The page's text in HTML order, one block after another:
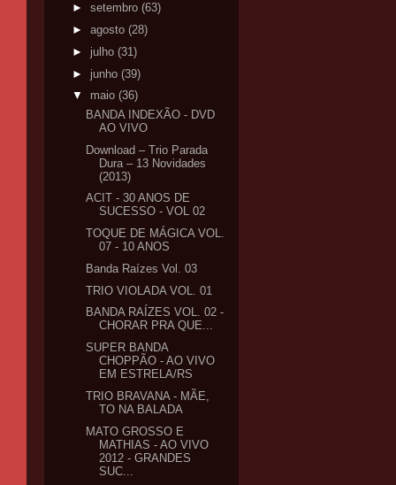
► setembro (63)
► agosto (28)
► julho (31)
► junho (39)
▼ maio (36)
BANDA INDEXÃO - DVD
AO VIVO
Download – Trio Parada
Dura – 13 Novidades
(2013)
ACIT - 30 ANOS DE
SUCESSO - VOL 02
TOQUE DE MÁGICA VOL.
07 - 10 ANOS
Banda Raízes Vol. 03
TRIO VIOLADA VOL. 01
BANDA RAÍZES VOL. 02 -
CHORAR PRA QUE...
SUPER BANDA
CHOPPÃO - AO VIVO
EM ESTRELA/RS
TRIO BRAVANA - MÃE,
TO NA BALADA
MATO GROSSO E
MATHIAS - AO VIVO
2012 - GRANDES
SUC...